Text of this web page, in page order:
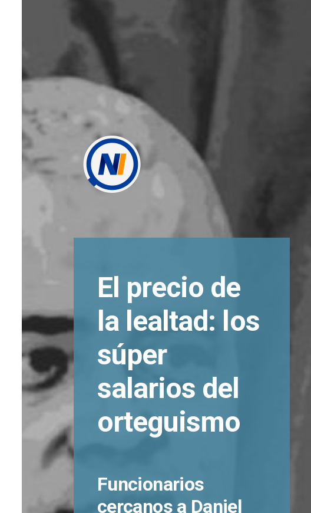
El precio de
la lealtad: los
súper
salarios del
orteguismo
Funcionarios
cercanos a Daniel